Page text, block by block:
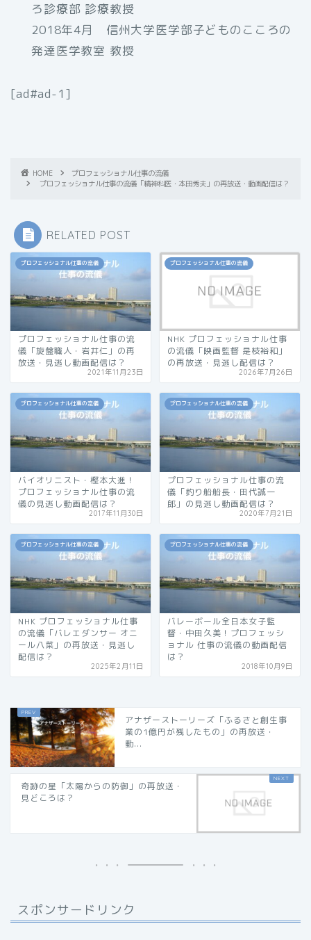
ろ診療部 診療教授
2018年4月 信州大学医学部子どものこころの
発達医学教室 教授
[ad#ad-1]
HOME
プロフェッショナル仕事の流儀
プロフェッショナル仕事の流儀「精神科医・本田秀夫」の再放送・動画配信は？
RELATED POST
プロフェッショナル仕事の流儀
プロフェッショナル仕事の流
儀「旋盤職人・岩井仁」の再
放送・見逃し動画配信は？
2021年11月23日
プロフェッショナル仕事の流儀
NHK プロフェッショナル仕事
の流儀「映画監督 是枝裕和」
の再放送・見逃し配信は？
2026年7月26日
プロフェッショナル仕事の流儀
バイオリニスト・樫本大進！
プロフェッショナル仕事の流
儀の見逃し動画配信は？
2017年11月30日
プロフェッショナル仕事の流儀
プロフェッショナル仕事の流
儀「釣り船船長・田代誠一
郎」の見逃し動画配信は？
2020年7月21日
プロフェッショナル仕事の流儀
NHK プロフェッショナル仕事
の流儀「バレエダンサー オニ
ール八菜」の再放送・見逃し
配信は？
2025年2月11日
プロフェッショナル仕事の流儀
バレーボール全日本女子監
督・中田久美！プロフェッシ
ョナル 仕事の流儀の動画配信
は？
2018年10月9日
アナザーストーリーズ「ふるさと創生事
業の1億円が残したもの」の再放送・
動...
奇跡の星「太陽からの防御」の再放送・
見どころは？
スポンサードリンク